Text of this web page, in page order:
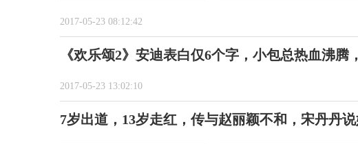
2017-05-23 08:12:42
《欢乐颂2》安迪表白仅6个字，小包总热血沸腾
2017-05-23 13:02:10
7岁出道，13岁走红，传与赵丽颖不和，宋丹丹